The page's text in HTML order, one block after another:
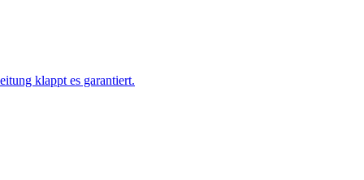
klappt es garantiert.